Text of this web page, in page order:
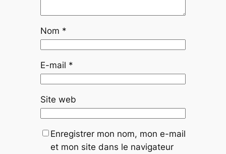
Nom *
E-mail *
Site web
Enregistrer mon nom, mon e-mail
et mon site dans le navigateur